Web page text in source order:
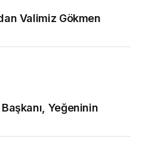
Valimiz Gökmen
Yeğeninin